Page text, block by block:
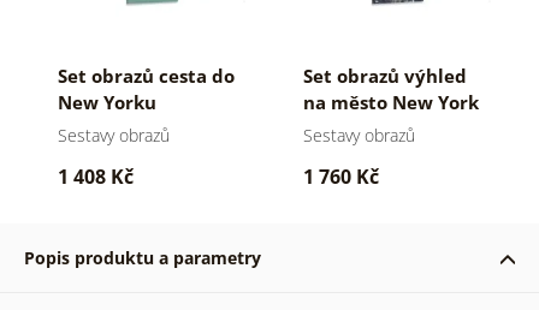
Set obrazů cesta do
New Yorku
Sestavy obrazů
1 408 Kč
Set obrazů výhled
na město New York
Sestavy obrazů
1 760 Kč
Popis produktu a parametry